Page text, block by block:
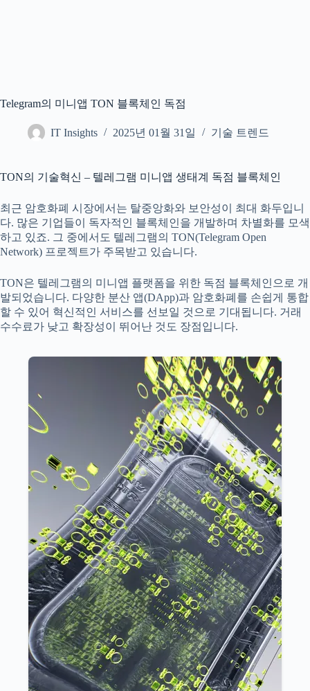
Telegram의 미니앱 TON 블록체인 독점
IT Insights 2025년 01월 31일 기술 트렌드
TON의 기술혁신 – 텔레그램 미니앱 생태계 독점 블록체인
최근 암호화폐 시장에서는 탈중앙화와 보안성이 최대 화두입니
다. 많은 기업들이 독자적인 블록체인을 개발하며 차별화를 모색
하고 있죠. 그 중에서도 텔레그램의 TON(Telegram Open
Network) 프로젝트가 주목받고 있습니다.
TON은 텔레그램의 미니앱 플랫폼을 위한 독점 블록체인으로 개
발되었습니다. 다양한 분산 앱(DApp)과 암호화폐를 손쉽게 통합
할 수 있어 혁신적인 서비스를 선보일 것으로 기대됩니다. 거래
수수료가 낮고 확장성이 뛰어난 것도 장점입니다.